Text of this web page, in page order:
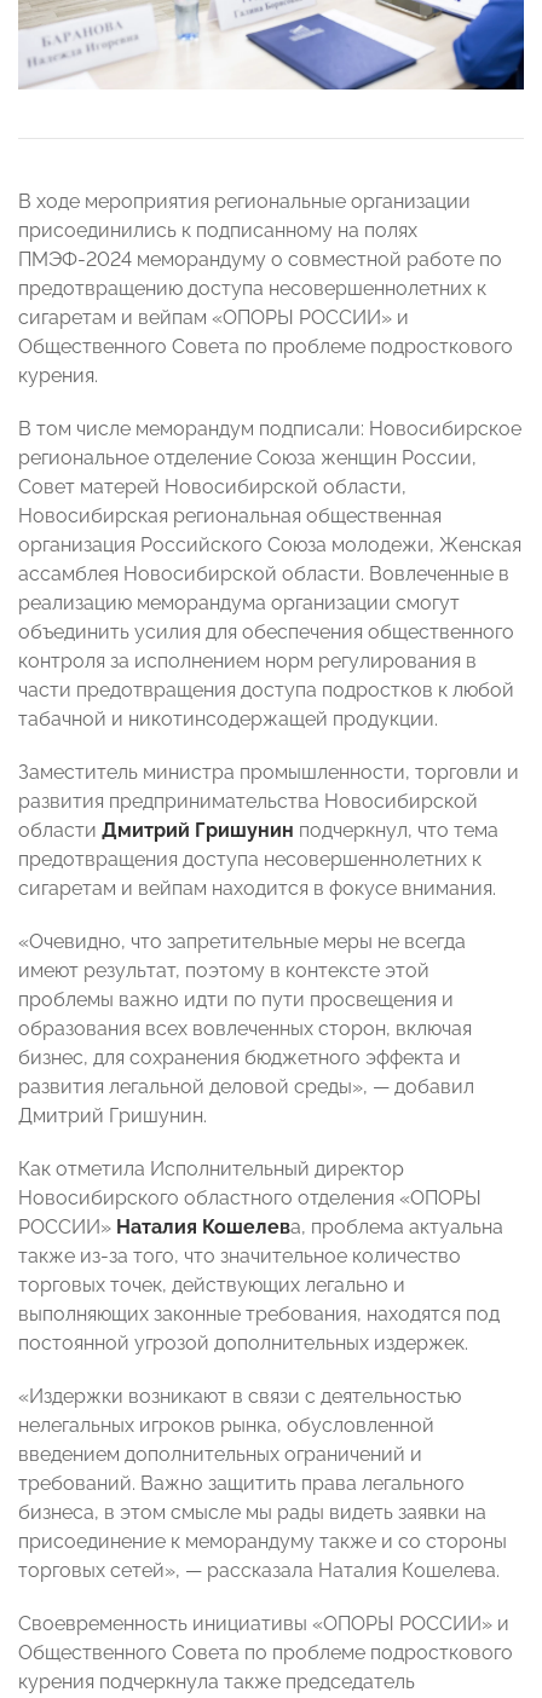
В ходе мероприятия региональные организации
присоединились к подписанному на полях
ПМЭФ-2024 меморандуму о совместной работе по
предотвращению доступа несовершеннолетних к
сигаретам и вейпам «ОПОРЫ РОССИИ» и
Общественного Совета по проблеме подросткового
курения.
В том числе меморандум подписали: Новосибирское
региональное отделение Союза женщин России,
Совет матерей Новосибирской области,
Новосибирская региональная общественная
организация Российского Союза молодежи, Женская
ассамблея Новосибирской области. Вовлеченные в
реализацию меморандума организации смогут
объединить усилия для обеспечения общественного
контроля за исполнением норм регулирования в
части предотвращения доступа подростков к любой
табачной и никотинсодержащей продукции.
Заместитель министра промышленности, торговли и
развития предпринимательства Новосибирской
области Дмитрий Гришунин подчеркнул, что тема
предотвращения доступа несовершеннолетних к
сигаретам и вейпам находится в фокусе внимания.
«Очевидно, что запретительные меры не всегда
имеют результат, поэтому в контексте этой
проблемы важно идти по пути просвещения и
образования всех вовлеченных сторон, включая
бизнес, для сохранения бюджетного эффекта и
развития легальной деловой среды», — добавил
Дмитрий Гришунин.
Как отметила Исполнительный директор
Новосибирского областного отделения «ОПОРЫ
РОССИИ» Наталия Кошелева, проблема актуальна
также из-за того, что значительное количество
торговых точек, действующих легально и
выполняющих законные требования, находятся под
постоянной угрозой дополнительных издержек.
«Издержки возникают в связи с деятельностью
нелегальных игроков рынка, обусловленной
введением дополнительных ограничений и
требований. Важно защитить права легального
бизнеса, в этом смысле мы рады видеть заявки на
присоединение к меморандуму также и со стороны
торговых сетей», — рассказала Наталия Кошелева.
Своевременность инициативы «ОПОРЫ РОССИИ» и
Общественного Совета по проблеме подросткового
курения подчеркнула также председатель